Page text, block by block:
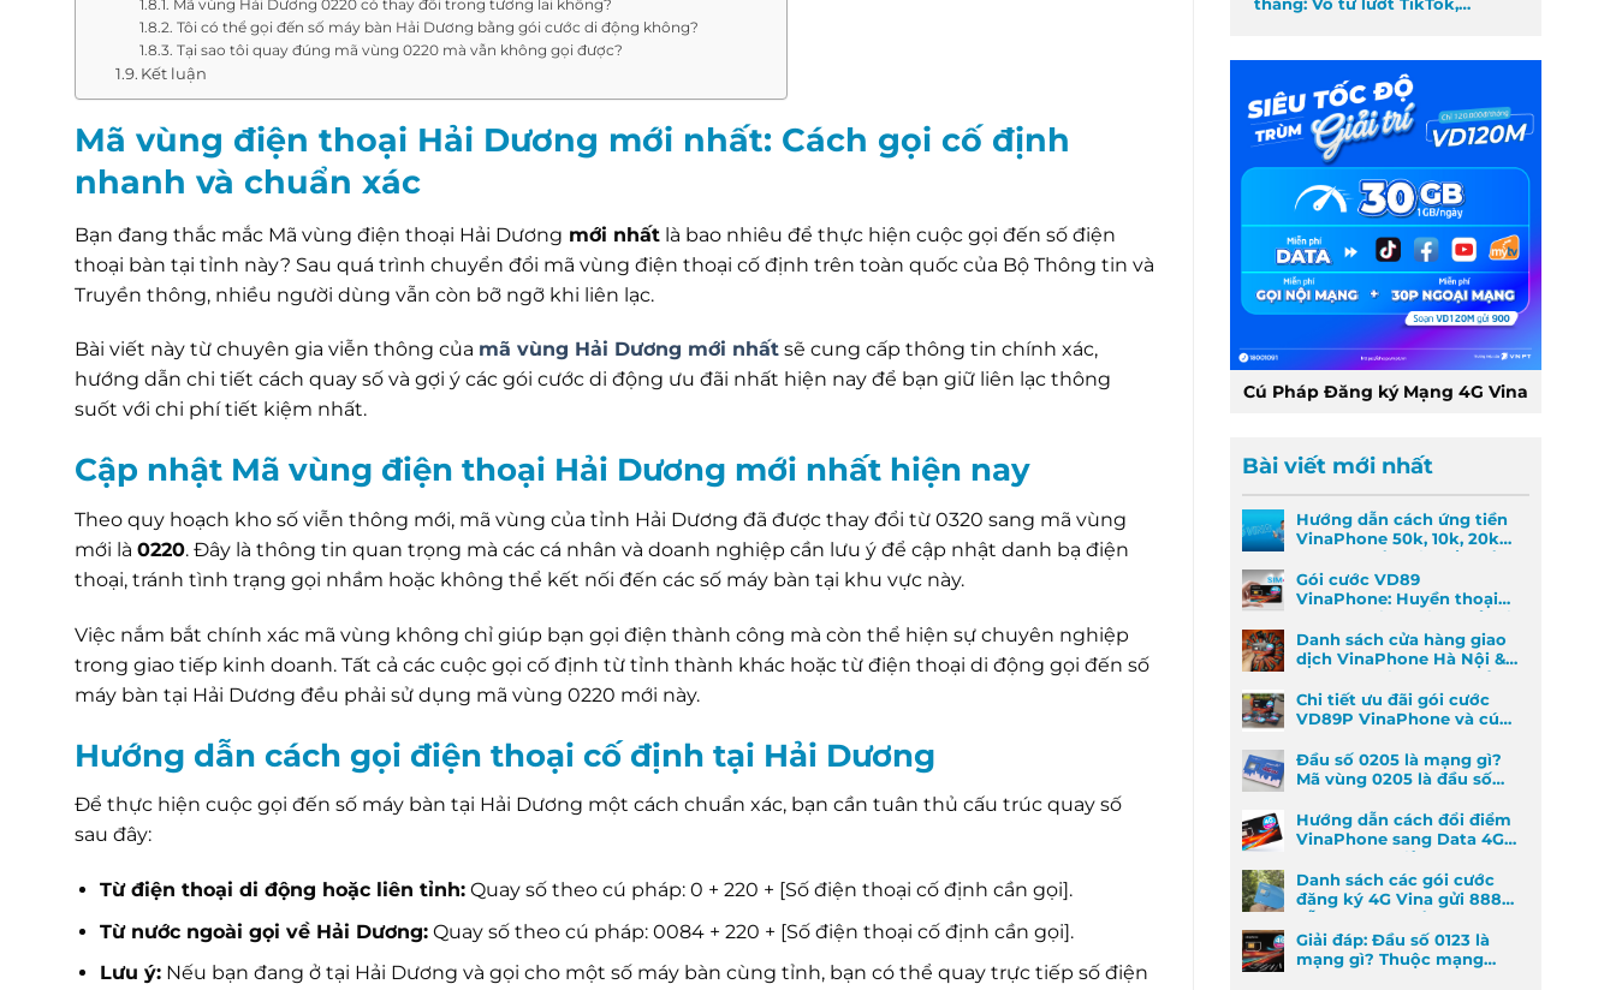
Mã vùng Hải Dương 0220 có thay đổi trong tương lai không?
Tôi có thể gọi đến số máy bàn Hải Dương bằng gói cước di động không?
Tại sao tôi quay đúng mã vùng 0220 mà vẫn không gọi được?
Kết luận
Mã vùng điện thoại Hải Dương mới nhất: Cách gọi cố định
nhanh và chuẩn xác
Bạn đang thắc mắc Mã vùng điện thoại Hải Dương mới nhất là bao nhiêu để thực hiện cuộc gọi đến số điện
thoại bàn tại tỉnh này? Sau quá trình chuyển đổi mã vùng điện thoại cố định trên toàn quốc của Bộ Thông tin và
Truyền thông, nhiều người dùng vẫn còn bỡ ngỡ khi liên lạc.
Bài viết này từ chuyên gia viễn thông của mã vùng Hải Dương mới nhất sẽ cung cấp thông tin chính xác,
hướng dẫn chi tiết cách quay số và gợi ý các gói cước di động ưu đãi nhất hiện nay để bạn giữ liên lạc thông
suốt với chi phí tiết kiệm nhất.
Cập nhật Mã vùng điện thoại Hải Dương mới nhất hiện nay
Theo quy hoạch kho số viễn thông mới, mã vùng của tỉnh Hải Dương đã được thay đổi từ 0320 sang mã vùng
mới là 0220. Đây là thông tin quan trọng mà các cá nhân và doanh nghiệp cần lưu ý để cập nhật danh bạ điện
thoại, tránh tình trạng gọi nhầm hoặc không thể kết nối đến các số máy bàn tại khu vực này.
Việc nắm bắt chính xác mã vùng không chỉ giúp bạn gọi điện thành công mà còn thể hiện sự chuyên nghiệp
trong giao tiếp kinh doanh. Tất cả các cuộc gọi cố định từ tỉnh thành khác hoặc từ điện thoại di động gọi đến số
máy bàn tại Hải Dương đều phải sử dụng mã vùng 0220 mới này.
Hướng dẫn cách gọi điện thoại cố định tại Hải Dương
Để thực hiện cuộc gọi đến số máy bàn tại Hải Dương một cách chuẩn xác, bạn cần tuân thủ cấu trúc quay số
sau đây:
Từ điện thoại di động hoặc liên tỉnh:Quay số theo cú pháp: 0 + 220 + [Số điện thoại cố định cần gọi].
Từ nước ngoài gọi về Hải Dương:Quay số theo cú pháp: 0084 + 220 + [Số điện thoại cố định cần gọi].
Lưu ý:Nếu bạn đang ở tại Hải Dương và gọi cho một số máy bàn cùng tỉnh, bạn có thể quay trực tiếp số điện
tháng: Vô tư lướt TikTok,
Cú Pháp Đăng ký Mạng 4G Vina
Bài viết mới nhất
Hướng dẫn cách ứng tiền
VinaPhone 50k, 10k, 20k
nhanh nhất khi khẩn cấp
Gói cước VD89
VinaPhone: Huyền thoại
Data & Gọi thoại đã trở lại
Danh sách cửa hàng giao
dịch VinaPhone Hà Nội &
Cách tìm VinaPhone gần
đây
Chi tiết ưu đãi gói cước
VD89P VinaPhone và cú
Đầu số 0205 là mạng gì?
Mã vùng 0205 là đầu số
Hướng dẫn cách đổi điểm
VinaPhone sang Data 4G
cực kỳ đơn giản
Danh sách các gói cước
đăng ký 4G Vina gửi 888
dễ đăng ký nhất
Giải đáp: Đầu số 0123 là
mạng gì? Thuộc mạng